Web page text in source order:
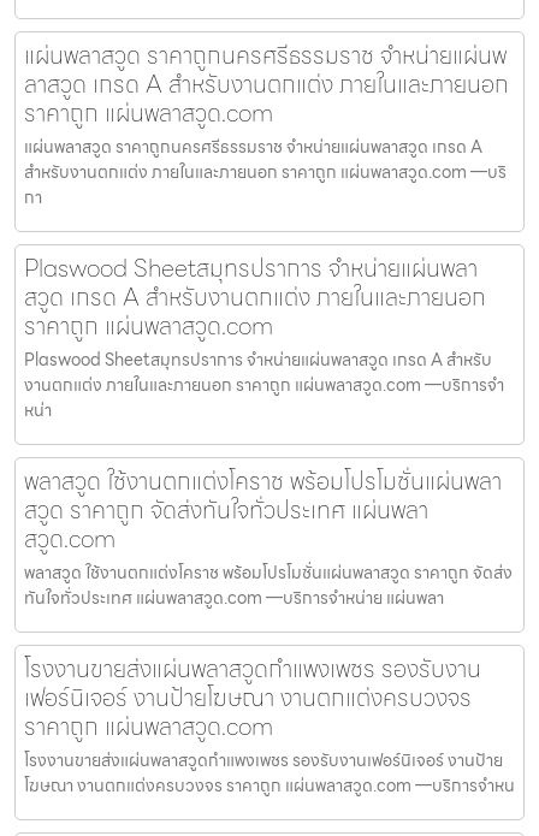
แผ่นพลาสวูด ราคาถูกนครศรีธรรมราช จำหน่ายแผ่นพ
ลาสวูด เกรด A สำหรับงานตกแต่ง ภายในและภายนอก
ราคาถูก แผ่นพลาสวูด.com
แผ่นพลาสวูด ราคาถูกนครศรีธรรมราช จำหน่ายแผ่นพลาสวูด เกรด A
สำหรับงานตกแต่ง ภายในและภายนอก ราคาถูก แผ่นพลาสวูด.com —บริ
กา
Plaswood Sheetสมุทรปราการ จำหน่ายแผ่นพลา
สวูด เกรด A สำหรับงานตกแต่ง ภายในและภายนอก
ราคาถูก แผ่นพลาสวูด.com
Plaswood Sheetสมุทรปราการ จำหน่ายแผ่นพลาสวูด เกรด A สำหรับ
งานตกแต่ง ภายในและภายนอก ราคาถูก แผ่นพลาสวูด.com —บริการจำ
หน่า
พลาสวูด ใช้งานตกแต่งโคราช พร้อมโปรโมชั่นแผ่นพลา
สวูด ราคาถูก จัดส่งทันใจทั่วประเทศ แผ่นพลา
สวูด.com
พลาสวูด ใช้งานตกแต่งโคราช พร้อมโปรโมชั่นแผ่นพลาสวูด ราคาถูก จัดส่ง
ทันใจทั่วประเทศ แผ่นพลาสวูด.com —บริการจำหน่าย แผ่นพลา
โรงงานขายส่งแผ่นพลาสวูดกำแพงเพชร รองรับงาน
เฟอร์นิเจอร์ งานป้ายโฆษณา งานตกแต่งครบวงจร
ราคาถูก แผ่นพลาสวูด.com
โรงงานขายส่งแผ่นพลาสวูดกำแพงเพชร รองรับงานเฟอร์นิเจอร์ งานป้าย
โฆษณา งานตกแต่งครบวงจร ราคาถูก แผ่นพลาสวูด.com —บริการจำหน